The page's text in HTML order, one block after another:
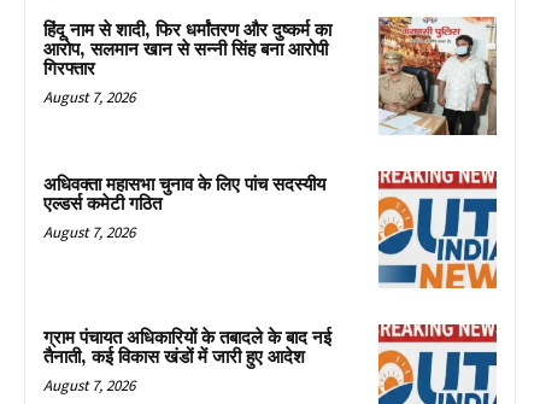
हिंदू नाम से शादी, फिर धर्मांतरण और दुष्कर्म का
आरोप, सलमान खान से सन्नी सिंह बना आरोपी
गिरफ्तार
August 7, 2026
अधिवक्ता महासभा चुनाव के लिए पांच सदस्यीय
एल्डर्स कमेटी गठित
August 7, 2026
ग्राम पंचायत अधिकारियों के तबादले के बाद नई
तैनाती, कई विकास खंडों में जारी हुए आदेश
August 7, 2026